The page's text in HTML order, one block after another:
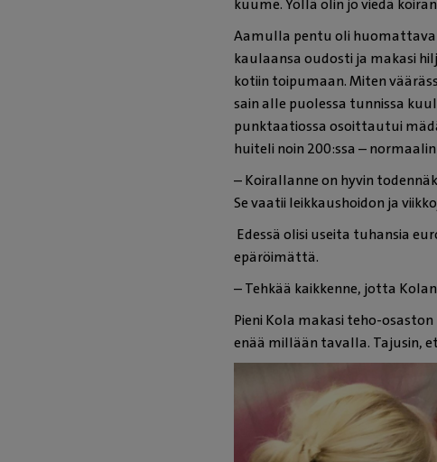
kuume. Yöllä olin jo viedä
Aamulla pentu oli
kaulaansa oudosti ja makasi
kotiin toipumaan. Miten
sain alle puolessa tunnissa
punktaatiossa osoittautui
huiteli noin 200:ssa –
– Koirallanne on hyvin
Se vaatii leikkaushoidon ja
Edessä olisi useita tuhansia
epäröimättä.
– Tehkää kaikkenne, jotta
Pieni Kola makasi teho-
enää millään tavalla. Tajusin,